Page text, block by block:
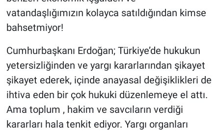
vatandaşlığımızın kolayca satıldığından kimse
bahsetmiyor!
Cumhurbaşkanı Erdoğan; Türkiye’de hukukun
yetersizliğinden ve yargı kararlarından şikayet
şikayet ederek, içinde anayasal değişiklikleri de
ihtiva eden bir çok hukuki düzenlemeye el attı.
Ama toplum , hakim ve savcıların verdiği
kararları hala tenkit ediyor. Yargı organları